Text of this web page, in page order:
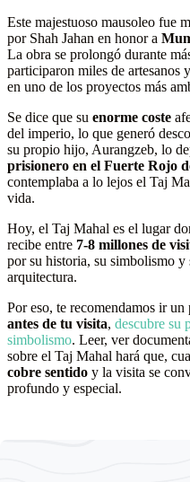
Este majestuoso mausoleo fue
por Shah Jahan en honor a
La obra se prolongó durante
participaron miles de artesanos
en uno de los proyectos más
Se dice que su enorme coste
del imperio, lo que generó
su propio hijo, Aurangzeb, lo
prisionero en el Fuerte Rojo
contemplaba a lo lejos el Taj
vida.
Hoy, el Taj Mahal es el lugar
recibe entre 7-8 millones de
por su historia, su simbolismo y
arquitectura.
Por eso, te recomendamos ir un
antes de tu visita, descubre su
simbolismo. Leer, ver
sobre el Taj Mahal hará que,
cobre sentido y la visita se
profundo y especial.